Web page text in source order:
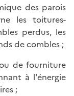
des parois
les toitures-
perdus, les
de combles ;
de fourniture
à l'énergie
;